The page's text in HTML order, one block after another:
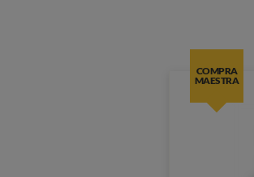
COMPRA
MAESTRA